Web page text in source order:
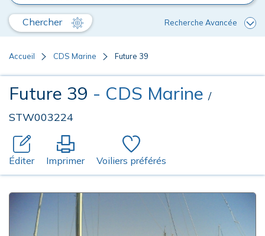
Chercher Recherche Avancée
Accueil CDS Marine Future 39
Future 39 - CDS Marine /
STW003224
Éditer Imprimer Voiliers préférés